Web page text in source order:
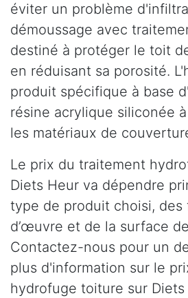
éviter un problème
démoussage avec
destiné à protéger le toit
en réduisant sa porosité.
produit spécifique à base
résine acrylique siliconée
les matériaux de
Le prix du traitement
Diets Heur va dépendre
type de produit choisi, des
d’œuvre et de la surface
Contactez-nous pour un
plus d'information sur le
hydrofuge toiture sur Diets